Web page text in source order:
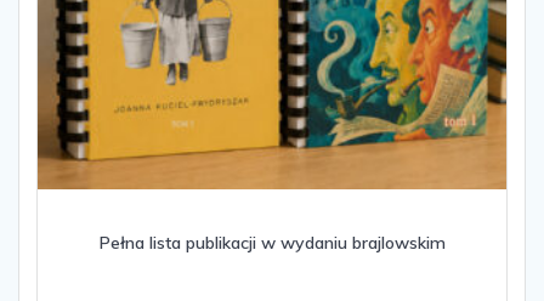
Pełna lista publikacji w wydaniu brajlowskim